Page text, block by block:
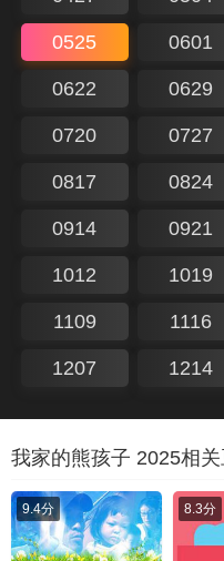
0525 0601
0622 0629
0720 0727
0817 0824
0914 0921
1012 1019
1109 1116
1207 1214
我家的熊孩子 2025相
9.4分 8.3分